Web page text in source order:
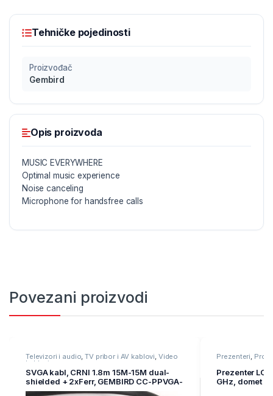
Tehničke pojedinosti
Proizvođač
Gembird
Opis proizvoda
MUSIC EVERYWHERE
Optimal music experience
Noise canceling
Microphone for handsfree calls
Povezani proizvodi
Televizori i audio,TV pribor i AV kablovi, Video
kablovi
SVGA kabl, CRNI 1.8m 15M-15M dual-
shielded + 2xFerr, GEMBIRD CC-PPVGA-
6B
Prezenteri,
Prezenter
GHz, domet